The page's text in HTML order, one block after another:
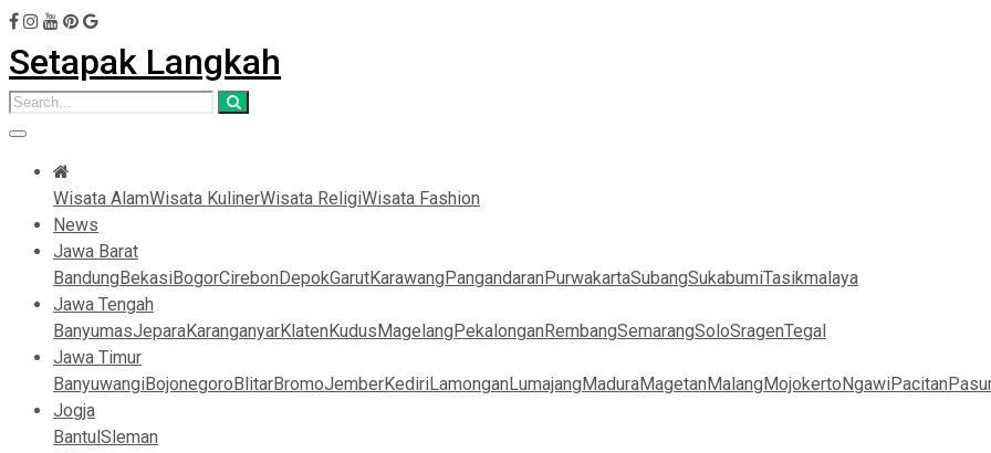
Setapak Langkah
Wisata AlamWisata KulinerWisata ReligiWisata Fashion
News
Jawa Barat
BandungBekasiBogorCirebonDepokGarutKarawangPangandaranPurwakartaSubangSukabumiTasikmalaya
Jawa Tengah
BanyumasJeparaKaranganyarKlatenKudusMagelangPekalonganRembangSemarangSoloSragenTegal
Jawa Timur
BanyuwangiBojonegoroBlitarBromoJemberKediriLamonganLumajangMaduraMagetanMalangMojokertoNgawiPacitan
Jogja
BantulSleman